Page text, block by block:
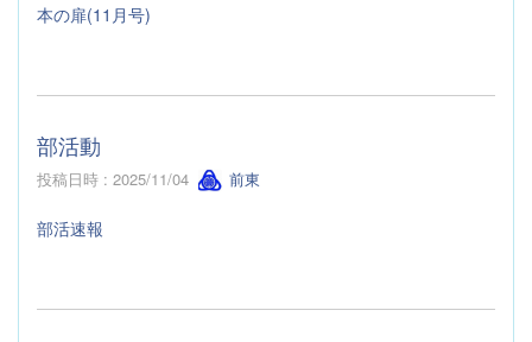
本の扉(11月号)
部活動
投稿日時 : 2025/11/04 前東
部活速報